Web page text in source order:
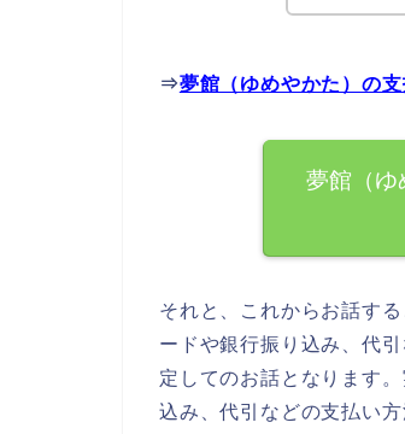
⇒夢館（ゆめやかた）の
夢館（ゆ
それと、これからお話す
ードや銀行振り込み、代
定してのお話となります
込み、代引などの支払い